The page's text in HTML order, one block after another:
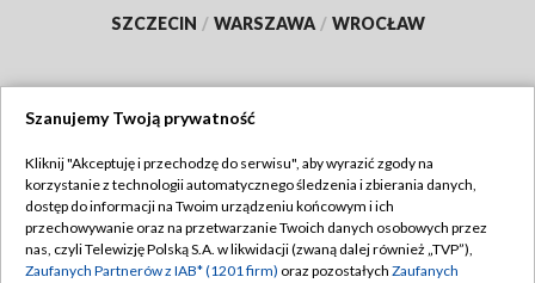
SZCZECIN / WARSZAWA / WROCŁAW
TVP
Abonament TVP
Emisja w TVP
Regulamin TVP
Polityka prywatności
Szanujemy Twoją prywatność
Kliknij "Akceptuję i przechodzę do serwisu", aby wyrazić zgody na
korzystanie z technologii automatycznego śledzenia i zbierania danych,
dostęp do informacji na Twoim urządzeniu końcowym i ich
przechowywanie oraz na przetwarzanie Twoich danych osobowych przez
nas, czyli Telewizję Polską S.A. w likwidacji (zwaną dalej również „TVP”),
Zaufanych Partnerów z IAB* (1201 firm) oraz pozostałych Zaufanych